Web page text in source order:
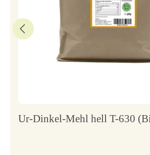
Ur-Dinkel-Mehl hell T-630